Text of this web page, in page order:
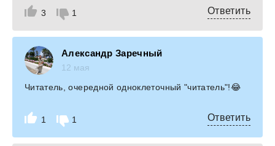
3 1 Ответить
Александр Заречный
12 мая
1 1
Читатель, очередной одноклеточный "читатель"!😂
Ответить